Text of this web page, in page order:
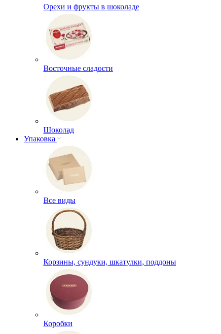
Орехи и фрукты в шоколаде
Восточные сладости
Шоколад
Упаковка
Все виды
Корзины, сундуки, шкатулки, поддоны
Коробки